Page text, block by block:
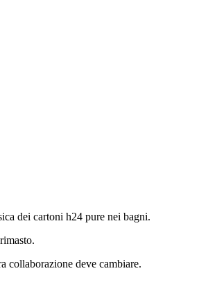
dei cartoni h24 pure nei bagni.
collaborazione deve cambiare.